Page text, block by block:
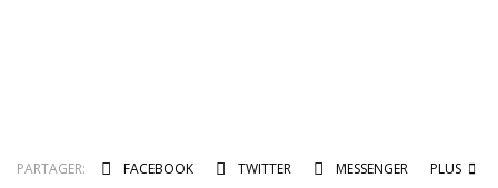
PARTAGER: FACEBOOK TWITTER MESSENGER PLUS